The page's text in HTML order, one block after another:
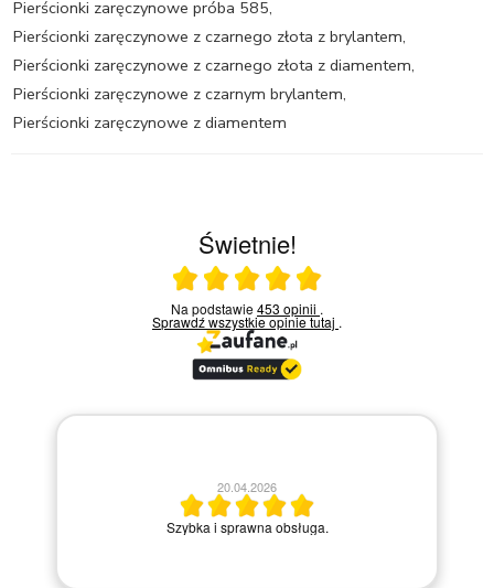
Pierścionki zaręczynowe próba 585,
Pierścionki zaręczynowe z czarnego złota z brylantem,
Pierścionki zaręczynowe z czarnego złota z diamentem,
Pierścionki zaręczynowe z czarnym brylantem,
Pierścionki zaręczynowe z diamentem
Świetnie!
Ocena średnia 5 na 5
Na podstawie453 opinii .
Sprawdź wszystkie opinietutaj .
Miły kontakt telefoniczny z pracownikiem sklepu. Krok po
kroku prowadziła przez zakup pierścionka online.